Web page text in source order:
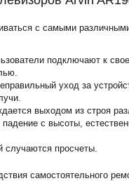
с самыми
подключают к
уход за
выходом из строя
с высоты,
случаются просчеты.
самостоятельного